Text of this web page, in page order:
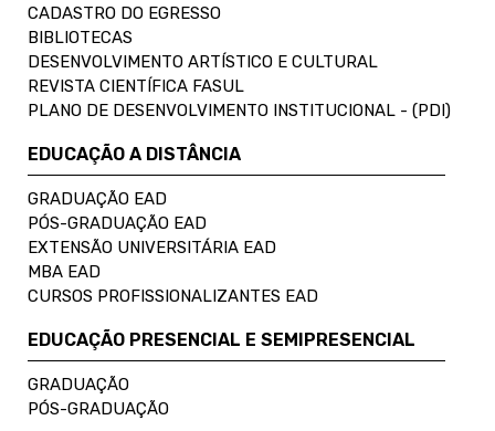
CADASTRO DO EGRESSO
BIBLIOTECAS
DESENVOLVIMENTO ARTÍSTICO E CULTURAL
REVISTA CIENTÍFICA FASUL
PLANO DE DESENVOLVIMENTO INSTITUCIONAL - (PDI)
EDUCAÇÃO A DISTÂNCIA
GRADUAÇÃO EAD
PÓS-GRADUAÇÃO EAD
EXTENSÃO UNIVERSITÁRIA EAD
MBA EAD
CURSOS PROFISSIONALIZANTES EAD
EDUCAÇÃO PRESENCIAL E SEMIPRESENCIAL
GRADUAÇÃO
PÓS-GRADUAÇÃO